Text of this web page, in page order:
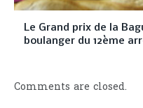
Le Grand prix de la
boulanger du 12ème
Comments are closed.